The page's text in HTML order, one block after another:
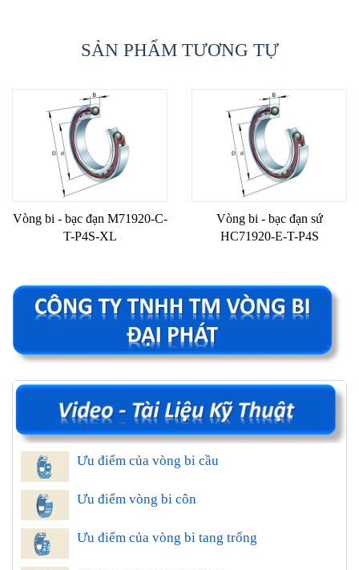
SẢN PHẨM TƯƠNG TỰ
Vòng bi - bạc đạn M71920-C-
T-P4S-XL
Vòng bi - bạc đạn sứ
HC71920-E-T-P4S
Ưu điểm của vòng bi cầu
Ưu điểm vòng bi côn
Ưu điểm của vòng bi tang trống